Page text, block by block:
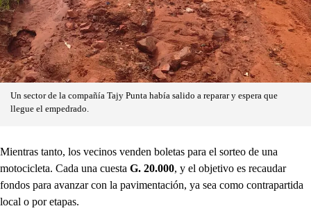
Un sector de la compañía Tajy Punta había salido a reparar y espera que
llegue el empedrado.
Mientras tanto, los vecinos venden boletas para el sorteo de una
motocicleta. Cada una cuesta G. 20.000, y el objetivo es recaudar
fondos para avanzar con la pavimentación, ya sea como contrapartida
local o por etapas.